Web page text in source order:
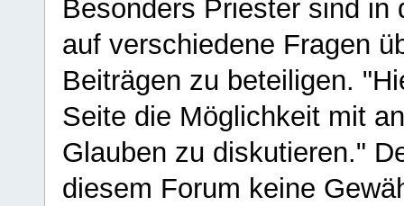
Besonders Priester sind in
auf verschiedene Fragen
Beiträgen zu beteiligen.
Seite die Möglichkeit mit
Glauben zu diskutieren."
diesem Forum keine